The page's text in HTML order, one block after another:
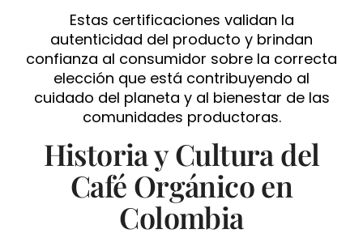
Estas certificaciones validan la
autenticidad del producto y brindan
confianza al consumidor sobre la correcta
elección que está contribuyendo al
cuidado del planeta y al bienestar de las
comunidades productoras.
Historia y Cultura del
Café Orgánico en
Colombia